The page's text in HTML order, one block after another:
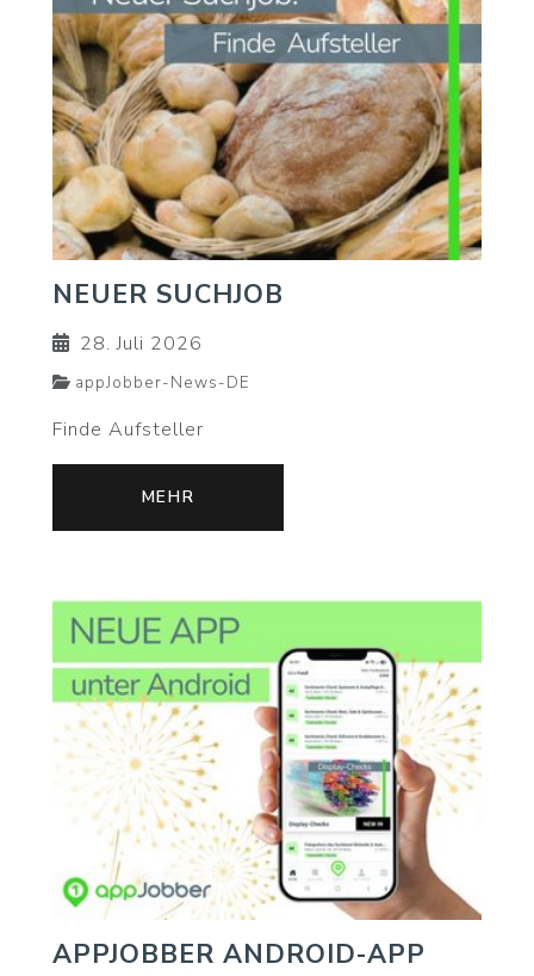
NEUER SUCHJOB
28. Juli 2026
appJobber-News-DE
Finde Aufsteller
MEHR
APPJOBBER ANDROID-APP